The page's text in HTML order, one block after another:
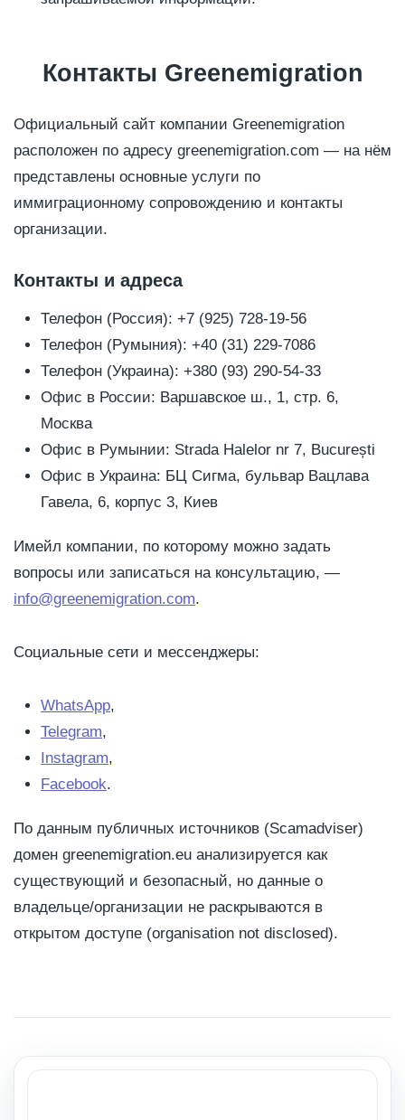
Контакты Greenemigration
Официальный сайт компании Greenemigration
расположен по адресу greenemigration.com — на нём
представлены основные услуги по
иммиграционному сопровождению и контакты
организации.
Контакты и адреса
Телефон (Россия): +7 (925) 728-19-56
Телефон (Румыния): +40 (31) 229-7086
Телефон (Украина): +380 (93) 290-54-33
Офис в России: Варшавское ш., 1, стр. 6,
Москва
Офис в Румынии: Strada Halelor nr 7, București
Офис в Украина: БЦ Сигма, бульвар Вацлава
Гавела, 6, корпус 3, Киев
Имейл компании, по которому можно задать
вопросы или записаться на консультацию, —
info@greenemigration.com.
Социальные сети и мессенджеры:
WhatsApp,
Telegram,
Instagram,
Facebook.
По данным публичных источников (Scamadviser)
домен greenemigration.eu анализируется как
существующий и безопасный, но данные о
владельце/организации не раскрываются в
открытом доступе (organisation not disclosed).